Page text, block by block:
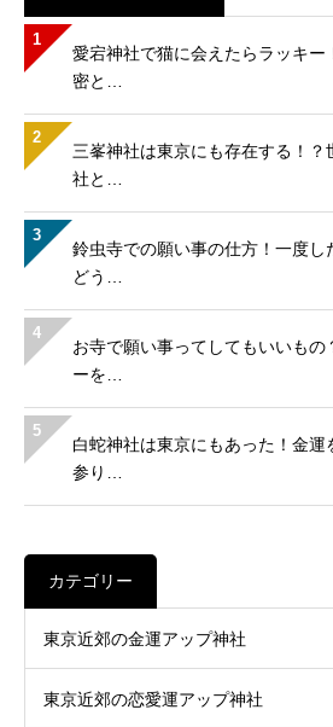
1
愛宕神社で猫に会えたらラッキ
密と…
2
三峯神社は東京にも存在する！？
社と…
3
鈴虫寺での願い事の仕方！一度し
どう…
4
お寺で願い事ってしてもいいもの
ーを…
5
白蛇神社は東京にもあった！金運
参り…
カテゴリー
東京近郊の金運アップ神社
東京近郊の恋愛運アップ神社